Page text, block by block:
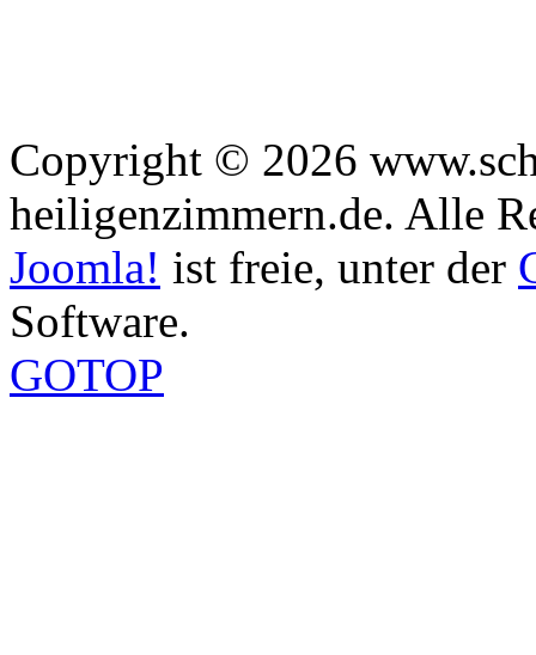
Copyright © 2026
heiligenzimmern.de. Alle
Joomla! ist freie, unter der
Software.
GOTOP